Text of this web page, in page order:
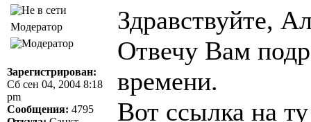
Модератор
Зарегистрирован:
Сб сен 04, 2004 8:18
pm
Сообщения: 4795
Здравствуйте,
Отвечу Вам
времени.
Вот ссылка на